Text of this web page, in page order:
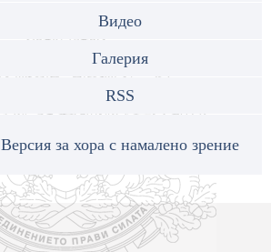
Видео
Галерия
RSS
Версия за хора с намалено зрение